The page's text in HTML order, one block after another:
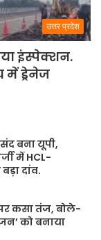
उत्तर प्रदेश
इंस्पेक्शन.
ड्रेनेज
बना यूपी,
में HCL-
दांव.
कसा तंज, बोले-
को बनाया